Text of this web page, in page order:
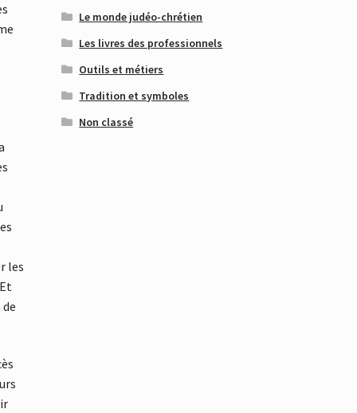
les
Le monde judéo-chrétien
Les livres des professionnels
Outils et métiers
Tradition et symboles
Non classé